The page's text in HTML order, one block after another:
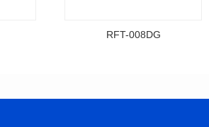
耐压: 3000V
RFT-008DG